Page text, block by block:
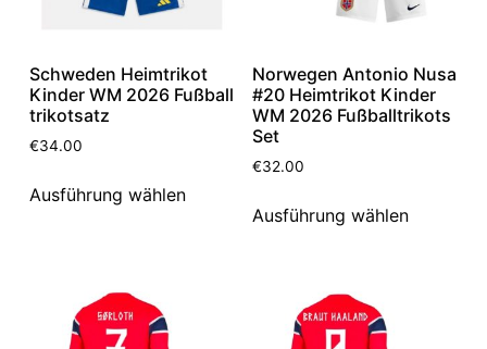
Schweden Heimtrikot
Kinder WM 2026 Fußball
trikotsatz
€34.00
Ausführung wählen
Norwegen Antonio Nusa
#20 Heimtrikot Kinder
WM 2026 Fußballtrikots
Set
€32.00
Ausführung wählen